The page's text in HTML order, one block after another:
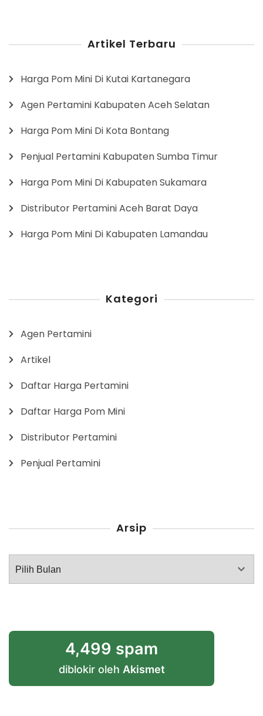
Artikel Terbaru
Harga Pom Mini Di Kutai Kartanegara
Agen Pertamini Kabupaten Aceh Selatan
Harga Pom Mini Di Kota Bontang
Penjual Pertamini Kabupaten Sumba Timur
Harga Pom Mini Di Kabupaten Sukamara
Distributor Pertamini Aceh Barat Daya
Harga Pom Mini Di Kabupaten Lamandau
Kategori
Agen Pertamini
Artikel
Daftar Harga Pertamini
Daftar Harga Pom Mini
Distributor Pertamini
Penjual Pertamini
Arsip
Arsip
4,499 spam
diblokir oleh Akismet